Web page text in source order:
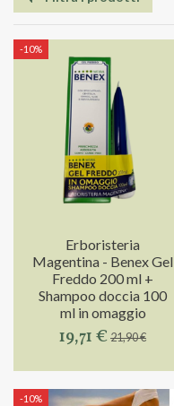
-10%
Erboristeria
Magentina - Benex Gel
Freddo 200 ml +
Shampoo doccia 100
ml in omaggio
19,71 €21,90 €
-10%